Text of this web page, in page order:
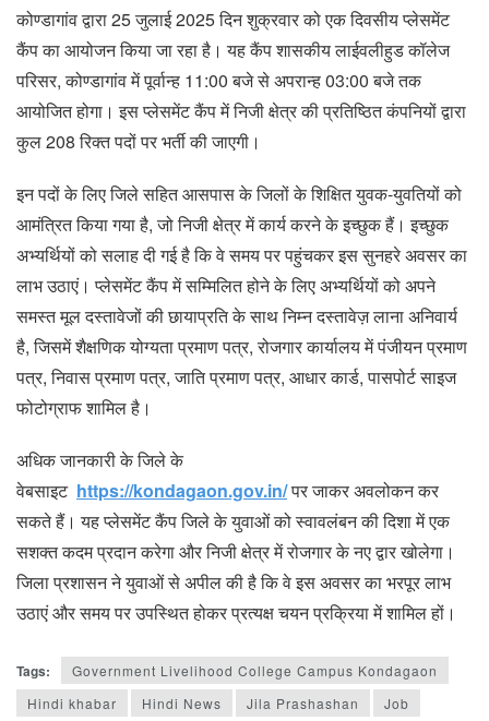
कोण्डागांव द्वारा 25 जुलाई 2025 दिन शुक्रवार को एक दिवसीय प्लेसमेंट
कैंप का आयोजन किया जा रहा है। यह कैंप शासकीय लाईवलीहुड कॉलेज
परिसर, कोण्डागांव में पूर्वान्ह 11:00 बजे से अपरान्ह 03:00 बजे तक
आयोजित होगा। इस प्लेसमेंट कैंप में निजी क्षेत्र की प्रतिष्ठित कंपनियों द्वारा
कुल 208 रिक्त पदों पर भर्ती की जाएगी।
इन पदों के लिए जिले सहित आसपास के जिलों के शिक्षित युवक-युवतियों को
आमंत्रित किया गया है, जो निजी क्षेत्र में कार्य करने के इच्छुक हैं। इच्छुक
अभ्यर्थियों को सलाह दी गई है कि वे समय पर पहुंचकर इस सुनहरे अवसर का
लाभ उठाएं। प्लेसमेंट कैंप में सम्मिलित होने के लिए अभ्यर्थियों को अपने
समस्त मूल दस्तावेजों की छायाप्रति के साथ निम्न दस्तावेज़ लाना अनिवार्य
है, जिसमें शैक्षणिक योग्यता प्रमाण पत्र, रोजगार कार्यालय में पंजीयन प्रमाण
पत्र, निवास प्रमाण पत्र, जाति प्रमाण पत्र, आधार कार्ड, पासपोर्ट साइज
फोटोग्राफ शामिल है।
अधिक जानकारी के जिले के
वेबसाइट https://kondagaon.gov.in/पर जाकर अवलोकन कर
सकते हैं। यह प्लेसमेंट कैंप जिले के युवाओं को स्वावलंबन की दिशा में एक
सशक्त कदम प्रदान करेगा और निजी क्षेत्र में रोजगार के नए द्वार खोलेगा।
जिला प्रशासन ने युवाओं से अपील की है कि वे इस अवसर का भरपूर लाभ
उठाएं और समय पर उपस्थित होकर प्रत्यक्ष चयन प्रक्रिया में शामिल हों।
Tags:
Government Livelihood College Campus Kondagaon
Hindi khabar
Hindi News Jila Prashashan
Job